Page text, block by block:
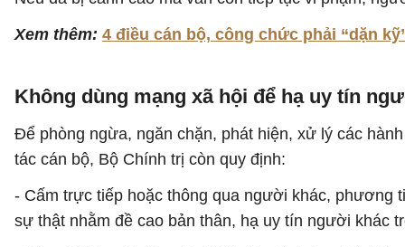
Xem thêm: 4 điều cán bộ, công chức phải “dặn
Không dùng mạng xã hội để hạ uy tín
Để phòng ngừa, ngăn chặn, phát hiện, xử lý các
tác cán bộ, Bộ Chính trị còn quy định:
- Cấm trực tiếp hoặc thông qua người khác, phương
sự thật nhằm đề cao bản thân, hạ uy tín người khác